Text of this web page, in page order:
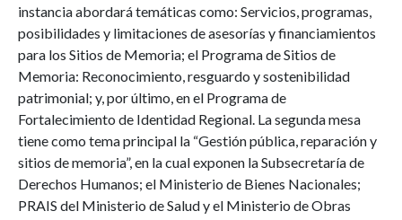
instancia abordará temáticas como: Servicios, programas,
posibilidades y limitaciones de asesorías y financiamientos
para los Sitios de Memoria; el Programa de Sitios de
Memoria: Reconocimiento, resguardo y sostenibilidad
patrimonial; y, por último, en el Programa de
Fortalecimiento de Identidad Regional. La segunda mesa
tiene como tema principal la “Gestión pública, reparación y
sitios de memoria”, en la cual exponen la Subsecretaría de
Derechos Humanos; el Ministerio de Bienes Nacionales;
PRAIS del Ministerio de Salud y el Ministerio de Obras